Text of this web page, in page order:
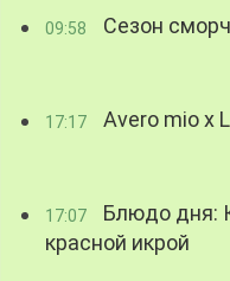
09:58 Сезон
17:17 Avero mio x
17:07
Блюдо дня:
красной икрой